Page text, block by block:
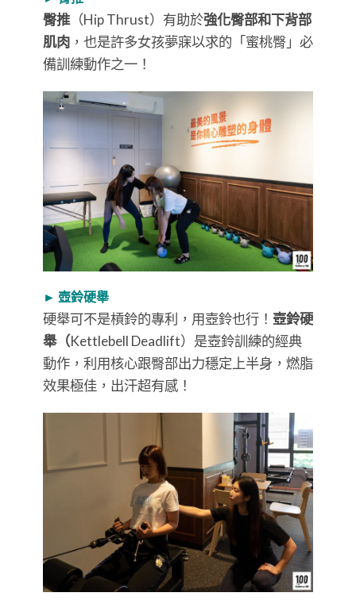
臀推（Hip Thrust）有助於強化臀部和下背部
肌肉 ，也是許多女孩夢寐以求的「蜜桃臀」必
備訓練動作之一！
► 壺鈴硬舉
硬舉可不是槓鈴的專利，用壺鈴也行！ 壺鈴硬
舉（Kettlebell Deadlift）是壺鈴訓練的經典
動作，利用核心跟臀部出力穩定上半身，燃脂
效果極佳，出汗超有感！